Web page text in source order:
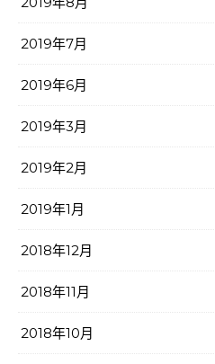
2019年7月
2019年6月
2019年3月
2019年2月
2019年1月
2018年12月
2018年11月
2018年10月